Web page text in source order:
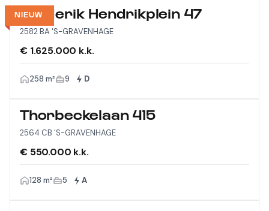
NIEUW
Frederik Hendrikplein 47
2582 BA 'S-GRAVENHAGE
€ 1.625.000 k.k.
258 m² 9 D
Thorbeckelaan 415
2564 CB 'S-GRAVENHAGE
€ 550.000 k.k.
128 m² 5 A